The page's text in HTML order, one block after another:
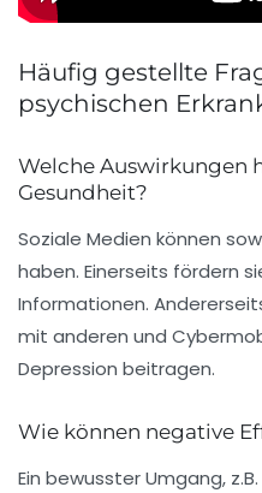
Häufig gestellte
psychischen
Welche Auswirkungen
Gesundheit?
Soziale Medien können
haben. Einerseits fördern
Informationen.
mit anderen und
Depression beitragen.
Wie können negative
Ein bewusster Umgang,